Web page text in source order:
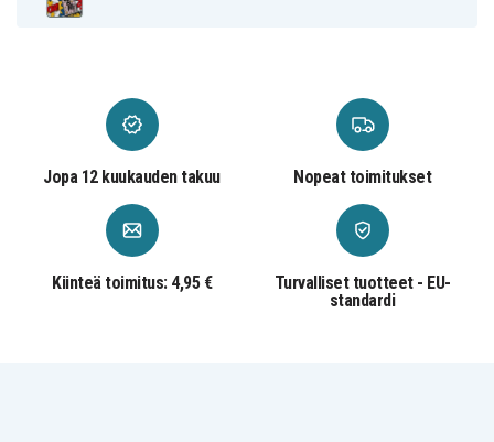
Jopa 12 kuukauden takuu Nopeat toimitukset
Kiinteä toimitus: 4,95 €
Turvalliset tuotteet - EU-
standardi